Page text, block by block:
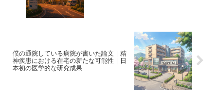
僕の通院している病院が書いた論文｜精
神疾患における在宅の新たな可能性｜日
本初の医学的な研究成果